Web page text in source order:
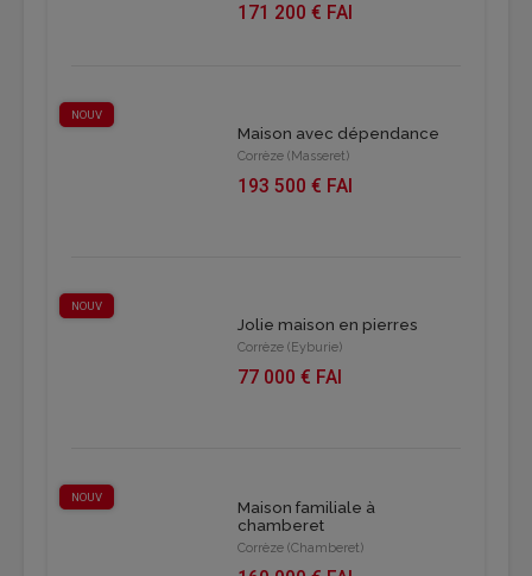
171 200 € FAI
NOUV
Maison avec dépendance
Corrèze (Masseret)
193 500 € FAI
NOUV
Jolie maison en pierres
Corrèze (Eyburie)
77 000 € FAI
NOUV
Maison familiale à
chamberet
Corrèze (Chamberet)